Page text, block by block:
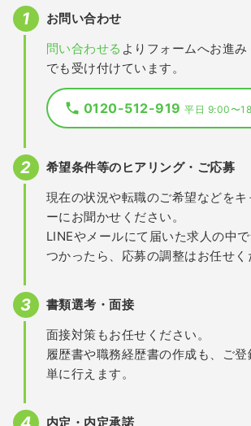
お問い合わせ
問い合わせる よりフォームへお進
でも受け付けています。
0120-512-919平日 9:00〜
希望条件等のヒアリング・ご応募
現在の状況や転職のご希望などを
ーにお聞かせください。
LINEやメールにて届いた求人の中
つかったら、応募の調整はお任せく
書類選考・面接
面接対策もお任せください。
履歴書や職務経歴書の作成も、ご
単に行えます。
内定・内定承諾